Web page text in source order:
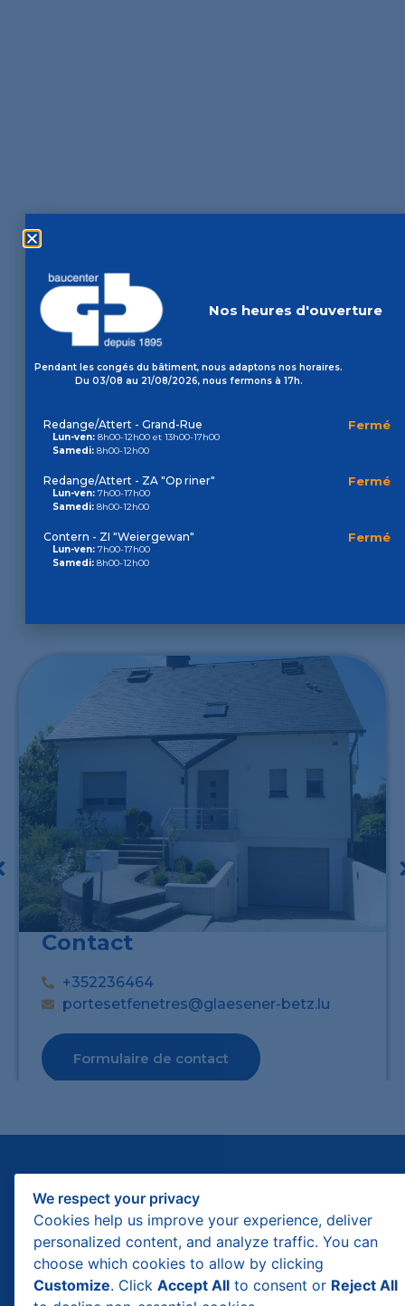
Contact
+352236464
portesetfenetres@glaesener-betz.lu
Formulaire de contact
We respect your privacy
Cookies help us improve your experience, deliver
personalized content, and analyze traffic. You can
choose which cookies to allow by clicking
Customize. Click Accept All to consent or Reject All
Nos heures d'ouverture
Pendant les congés du bâtiment, nous adaptons nos horaires.
Du 03/08 au 21/08/2026, nous fermons à 17h.
Redange/Attert - Grand-Rue
Lun-ven: 8h00-12h00 et 13h00-17h00
Samedi: 8h00-12h00
Fermé
Redange/Attert - ZA "Op riner"
Lun-ven: 7h00-17h00
Samedi: 8h00-12h00
Fermé
Contern - ZI "Weiergewan"
Lun-ven: 7h00-17h00
Samedi: 8h00-12h00
Fermé